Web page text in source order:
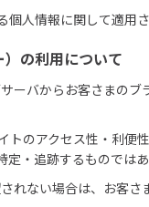
個人情報に関して適用
の利用について
ーバからお客さまのブ
トのアクセス性・利便
定・追跡するものではあ
れない場合は、お客さ